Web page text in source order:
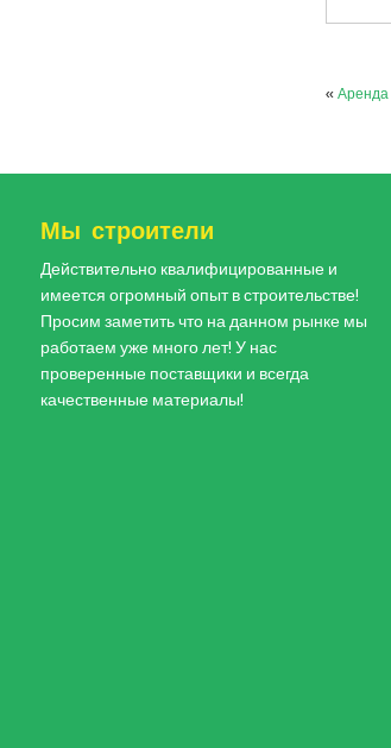
« Аренда
Мы строители
Действительно квалифицированные и
имеется огромный опыт в строительстве!
Просим заметить что на данном рынке мы
работаем уже много лет! У нас
проверенные поставщики и всегда
качественные материалы!